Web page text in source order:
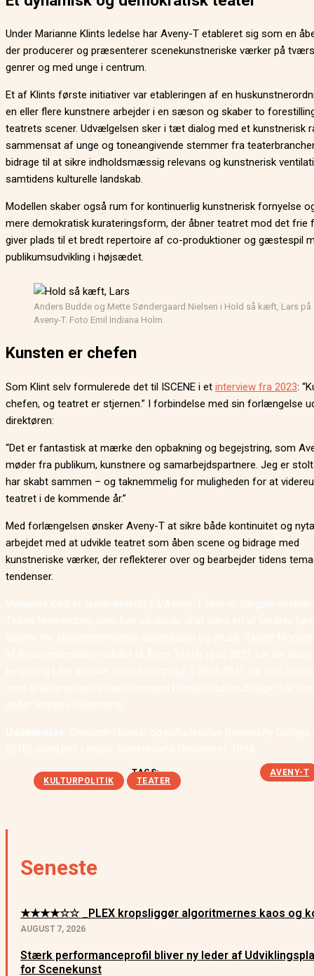
Under Marianne Klints ledelse har Aveny-T etableret sig som en
der producerer og præsenterer scenekunstneriske værker på
genrer og med unge i centrum.
Et af Klints første initiativer var etableringen af en
en eller flere kunstnere arbejder i en sæson og skaber to
teatrets scener. Udvælgelsen sker i tæt dialog med et kunstnerisk
sammensat af unge og toneangivende stemmer fra
bidrage til at sikre indholdsmæssig relevans og kunstnerisk
samtidens kulturelle landskab.
Modellen skaber også rum for kontinuerlig kunstnerisk fornyelse
mere demokratisk kurateringsform, der åbner teatret mod det frie
giver plads til et bredt repertoire af co-produktioner og gæstespil
publikumsudvikling i højsædet.
Anders Budde og Mette Søndergaard Nielsen i Hold så kæft, Lars på
Aveny-T. Foto Emil Indiana Holm.
Kunsten er chefen
Som Klint selv formulerede det til ISCENE i et interview fra 2023:
chefen, og teatret er stjernen.” I forbindelse med sin forlængelse
direktøren:
“Det er fantastisk at mærke den opbakning og begejstring, som
møder fra publikum, kunstnere og samarbejdspartnere. Jeg er
har skabt sammen – og taknemmelig for muligheden for at
teatret i de kommende år.”
Med forlængelsen ønsker Aveny-T at sikre både kontinuitet og
arbejdet med at udvikle teatret som åben scene og bidrage med
kunstneriske værker, der reflekterer over og bearbejder tidens
tendenser.
TAGS:
AVENY-T
KULTURPOLITIK
TEATER
Seneste
★★★★☆☆ _PLEX kropsliggør algoritmernes kaos og
AUGUST 7, 2026
Stærk performanceprofil bliver ny leder af
for Scenekunst